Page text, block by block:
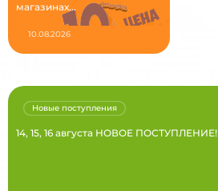
магазинах...
10.08.2026
14, 15, 16 августа НОВОЕ ПОСТУПЛЕНИЕ!
Новые поступления